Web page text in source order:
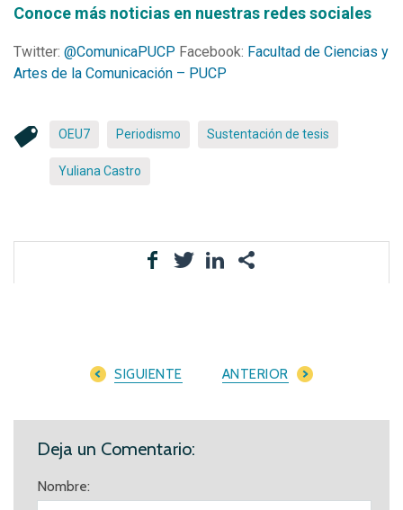
Conoce más noticias en nuestras redes sociales
Twitter: @ComunicaPUCP Facebook: Facultad de Ciencias y
Artes de la Comunicación – PUCP
OEU7 Periodismo Sustentación de tesis
Yuliana Castro
SIGUIENTE ANTERIOR
Deja un Comentario:
Nombre: